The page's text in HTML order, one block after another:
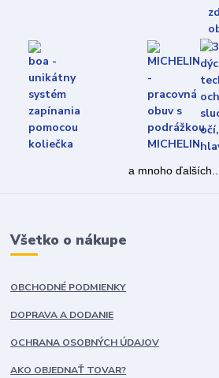
a mnoho ďalších....
Všetko o nákupe
OBCHODNÉ PODMIENKY
DOPRAVA A DODANIE
OCHRANA OSOBNÝCH ÚDAJOV
AKO OBJEDNAŤ TOVAR?